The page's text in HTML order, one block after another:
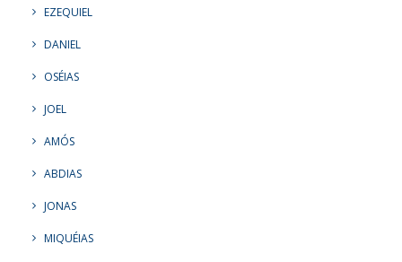
EZEQUIEL
DANIEL
OSÉIAS
JOEL
AMÓS
ABDIAS
JONAS
MIQUÉIAS